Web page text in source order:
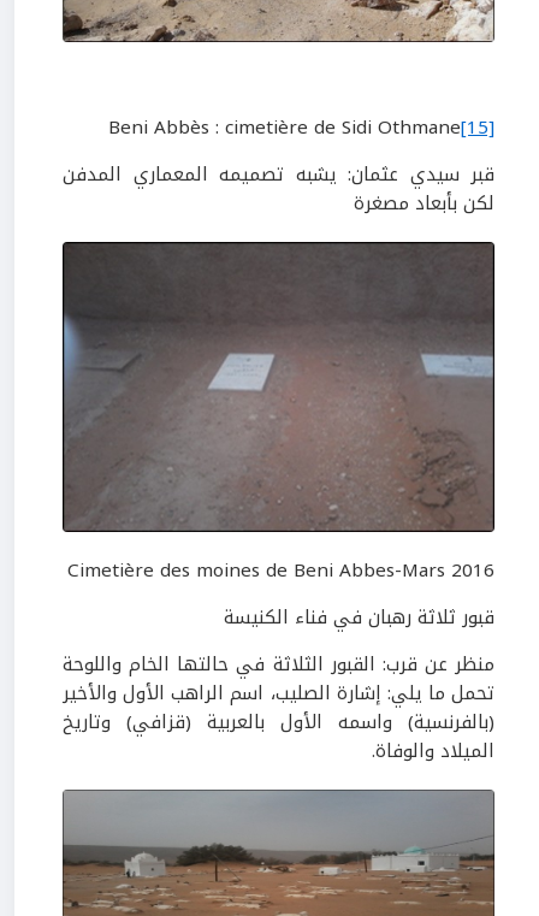
Beni Abbès : cimetière de Sidi Othmane[15]
قبر سيدي عثمان: يشبه تصميمه المعماري المدفن
لكن بأبعاد مصغرة
Cimetière des moines de Beni Abbes-Mars 2016
قبور ثلاثة رهبان في فناء الكنيسة
منظر عن قرب: القبور الثلاثة في حالتها الخام واللوحة
تحمل ما يلي: إشارة الصليب، اسم الراهب الأول والأخير
(بالفرنسية) واسمه الأول بالعربية (قزافي) وتاريخ
الميلاد والوفاة.